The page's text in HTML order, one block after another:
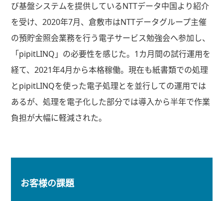
び基盤システムを提供しているNTTデータ中国より紹介
を受け、2020年7月、倉敷市はNTTデータグループ主催
の預貯金照会業務を行う電子サービス勉強会へ参加し、
「pipitLINQ」の必要性を感じた。1カ月間の試行運用を
経て、2021年4月から本格稼働。現在も紙書類での処理
とpipitLINQを使った電子処理とを並行しての運用では
あるが、処理を電子化した部分では導入から半年で作業
負担が大幅に軽減された。
お客様の課題